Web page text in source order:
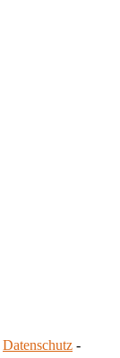
Datenschutz -